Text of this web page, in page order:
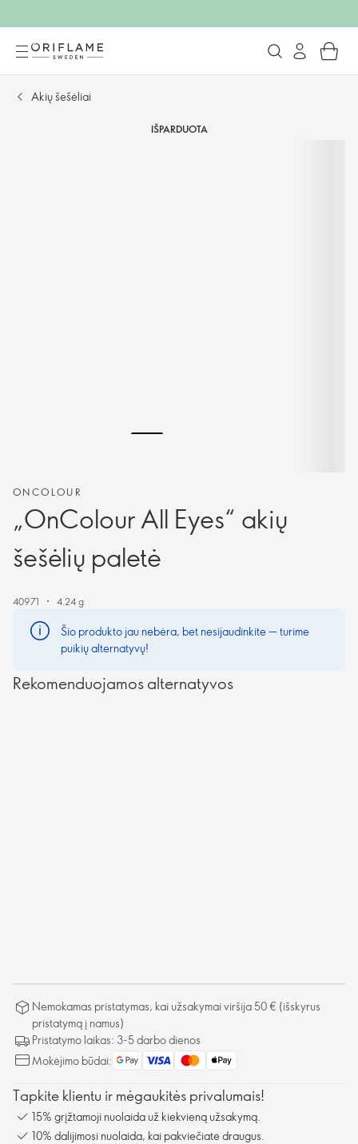
Akių šešėliai
IŠPARDUOTA
ONCOLOUR
„OnColour All Eyes“ akių
šešėlių paletė
40971 4.24 g
Šio produkto jau nebėra, bet nesijaudinkite — turime
puikių alternatyvų!
Rekomenduojamos alternatyvos
Nemokamas pristatymas, kai užsakymai viršija 50 € (išskyrus
pristatymą į namus)
Pristatymo laikas: 3-5 darbo dienos
Mokėjimo būdai:
Tapkite klientu ir mėgaukitės privalumais!
15% grįžtamoji nuolaida už kiekvieną užsakymą.
10% dalijimosi nuolaida, kai pakviečiate draugus.